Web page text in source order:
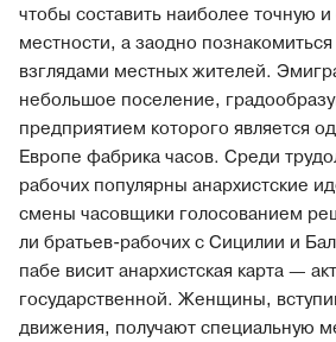
чтобы составить наиболее точную
местности, а заодно
взглядами местных жителей.
небольшое поселение,
предприятием которого является
Европе фабрика часов. Среди
рабочих популярны анархистские
смены часовщики голосованием
ли братьев-рабочих с Сицилии и
пабе висит анархистская карта —
государственной. Женщины,
движения, получают специальную